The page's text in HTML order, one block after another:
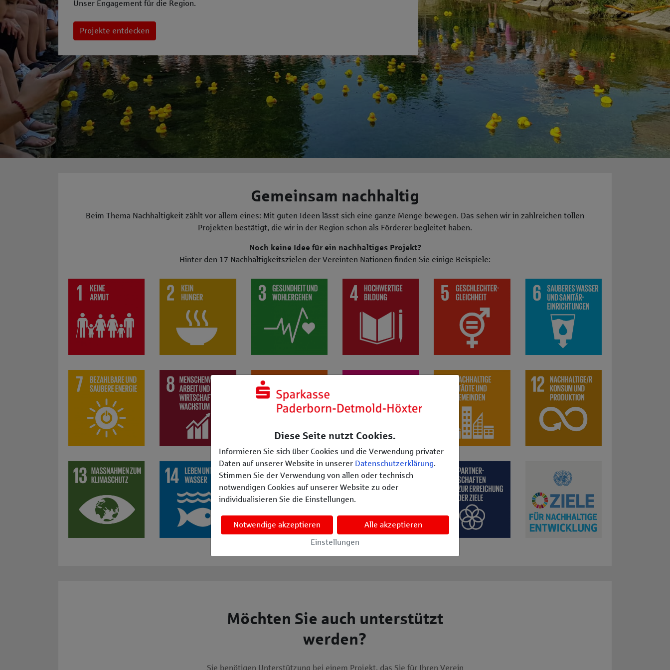
Diese Seite nutzt Cookies.
Informieren Sie sich über Cookies und die Verwendung privater
Daten auf unserer Website in unserer Datenschutzerklärung.
Stimmen Sie der Verwendung von allen oder technisch
notwendigen Cookies auf unserer Website zu oder
individualisieren Sie die Einstellungen.
Notwendige akzeptieren Alle akzeptieren
Einstellungen
Unser Engagement für die Region.
Projekte entdecken
Gemeinsam nachhaltig
Beim Thema Nachhaltigkeit zählt vor allem eines: Mit guten Ideen lässt sich eine ganze Menge bewegen. Das sehen wir in zahlreichen tollen
Projekten bestätigt, die wir in der Region schon als Förderer begleitet haben.
Noch keine Idee für ein nachhaltiges Projekt?
Hinter den 17 Nachhaltigkeitszielen der Vereinten Nationen finden Sie einige Beispiele:
SDG 1: Keine Armut: z.B. Organisation von caritativen Hilfsangeboten
SDG 2: Kein Hunger: z.B. Projekte zu ökologischer Landbewirtschaftung z.B. Kita- und Schulgärten
SDG 3: Gesundheit und Wohlergehen: z. B. Projekte zur Suchtprävention oder für gesunde Ernährung
SDG 4: Hochwertige Bildung: z. B. außerschulische Lernangebote, die eine inklusive,
SDG 5: Geschlechtergerechtigkeit: z. B. Präventionsprojekte zur
SDG 6: Sauberes Wasser und
SDG 7: Bezahlbare und saubere Energie: z. B. Installation einer vereinseigenen Photovoltaikanlage
SDG 8: Menschenwürdige Arbeit und Wirtschaftswachstum: z. B. Engagement für Arbeitslose und ihre Wiedereingliederung
SDG 9: Industrie, Innovation und Infrastruktur: z. B. Initiativen für Digitalisierungsprojekte
SDG 10: Weniger Ungleichheiten: z. B. Initiativen für gleiche Bildungschancen für alle
SDG 11: Nachhaltige Städte und Gemeinden: z. B. Engagement
SDG 12: Nachhaltiger Konsum und
SDG 13: Massnahmen zum Klimaschutz: z. B. Maßnahmen zur Energie- und CO2-Einsparung, u.a. Einsatz LED-Beleuchtung, stromsparende Elektrogeräte,
SDG 14: Leben unter Wasser: z. B. Säuberungsaktion eines Sees oder Renaturierung eines Bachlaufs
SDG 15: Leben an Land: z. B. Initiativen für mehr Artenvielfalt, u.a. durch die Anlage von Blühstreifen
SDG 16: Frieden, Gerechtigkeit und starke Institutionen: z. B. Ausstellungen und
SDG 17: Partnerschaften und Erreichung der Ziele: z. B.
Möchten Sie auch unterstützt
werden?
Sie benötigen Unterstützung bei einem Projekt, das Sie für Ihren Verein